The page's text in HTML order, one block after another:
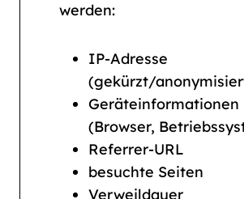
werden:
IP-Adresse
(gekürzt/
Geräteinformationen
(Browser,
Referrer-URL
besuchte Seiten
Verweildauer